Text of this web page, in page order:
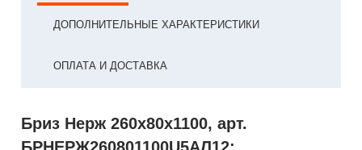
ДОПОЛНИТЕЛЬНЫЕ ХАРАКТЕРИСТИКИ
ОПЛАТА И ДОСТАВКА
Бриз Нерж 260х80х1100, арт.